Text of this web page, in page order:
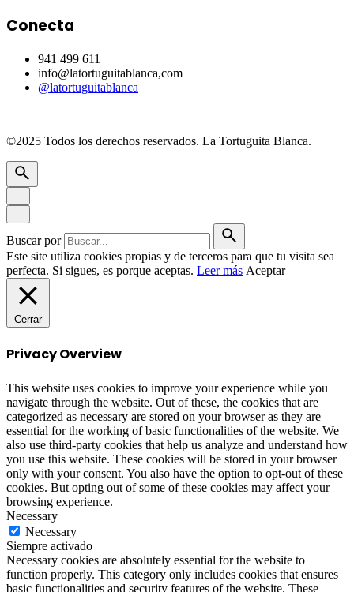
Conecta
941 499 611
info@latortuguitablanca,com
@latortuguitablanca
©2025 Todos los derechos reservados. La Tortuguita Blanca.
Buscar por
Este site utiliza cookies propias y de terceros para que tu visita sea
perfecta. Si sigues, es porque aceptas. Leer más Aceptar
Cerrar
Privacy Overview
This website uses cookies to improve your experience while you
navigate through the website. Out of these, the cookies that are
categorized as necessary are stored on your browser as they are
essential for the working of basic functionalities of the website. We
also use third-party cookies that help us analyze and understand how
you use this website. These cookies will be stored in your browser
only with your consent. You also have the option to opt-out of these
cookies. But opting out of some of these cookies may affect your
browsing experience.
Necessary
Necessary
Siempre activado
Necessary cookies are absolutely essential for the website to
function properly. This category only includes cookies that ensures
basic functionalities and security features of the website. These